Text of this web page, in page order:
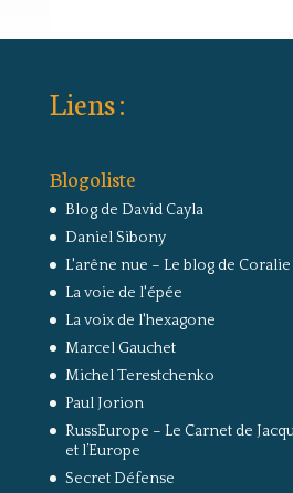
Liens :
Blogoliste
Blog de David Cayla
Daniel Sibony
L'arêne nue – Le blog de
La voie de l'épée
La voix de l'hexagone
Marcel Gauchet
Michel Terestchenko
Paul Jorion
RussEurope – Le Carnet de
et l’Europe
Secret Défense